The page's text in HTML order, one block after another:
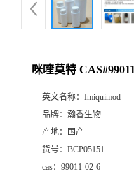
咪喹莫特
英文名称： Imiquimod
品牌： 瀚香生物
产地：
国产
货号： BCP05151
cas： 99011-02-6